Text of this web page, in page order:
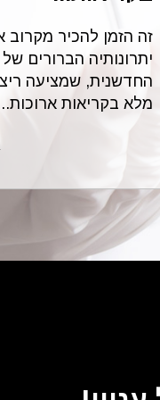
זה הזמן להכיר מקרוב
יתרונותיה הברורים
החדשנית, שמציעה
מלא בקריאות